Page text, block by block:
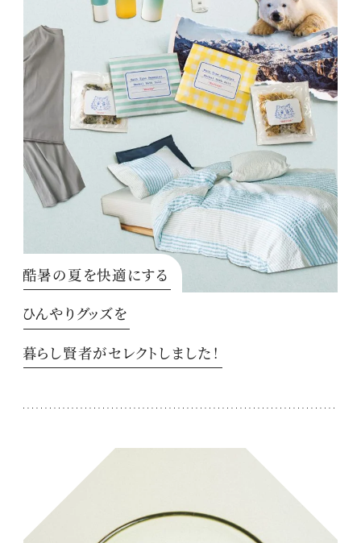
酷暑の夏を快適にする
ひんやりグッズを
暮らし賢者がセレクトしました！